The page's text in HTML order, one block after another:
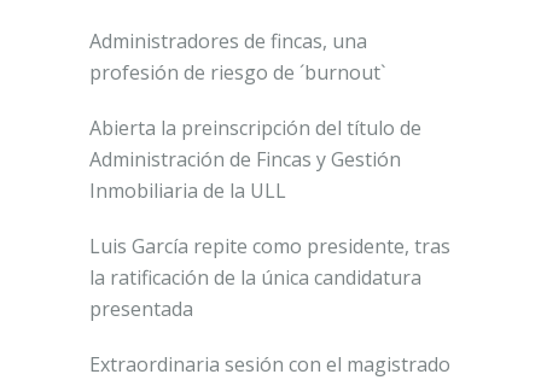
Administradores de fincas, una
profesión de riesgo de ´burnout`
Abierta la preinscripción del título de
Administración de Fincas y Gestión
Inmobiliaria de la ULL
Luis García repite como presidente, tras
la ratificación de la única candidatura
presentada
Extraordinaria sesión con el magistrado